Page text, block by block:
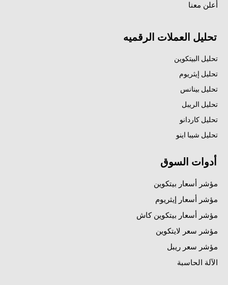
أعلن معنا
تحليل العملات الرقميه
تحليل البيتكوين
تحليل إيثريوم
تحليل بينانس
تحليل الريبل
تحليل كاردانو
تحليل شيبا اينو
أدوات السوق
مؤشر أسعار بيتكوين
مؤشر أسعار إيثريوم
مؤشر أسعار بيتكوين كاش
مؤشر سعر لايتكوين
مؤشر سعر ريبل
الآلة الحاسبة